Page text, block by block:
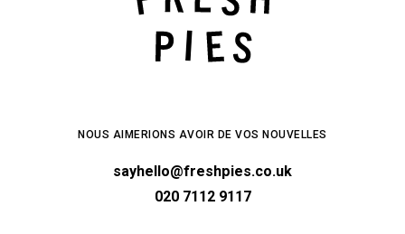
NOUS AIMERIONS AVOIR DE VOS NOUVELLES
sayhello@freshpies.co.uk
020 7112 9117